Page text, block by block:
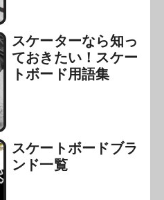
スケーターなら知っ
ておきたい！スケー
トボード用語集
スケートボードブラ
ンド一覧